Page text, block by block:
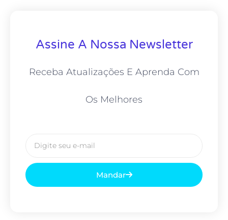
Assine A Nossa Newsletter
Receba Atualizações E Aprenda Com
Os Melhores
Mandar